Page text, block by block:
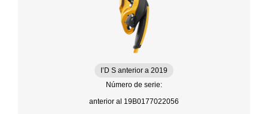
I’D S anterior a 2019
Número de serie:
anterior al 19B0177022056